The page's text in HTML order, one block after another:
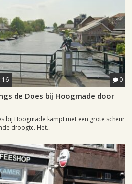
0
de Does bij Hoogmade door
bij Hoogmade kampt met een grote scheur
droogte. Het...